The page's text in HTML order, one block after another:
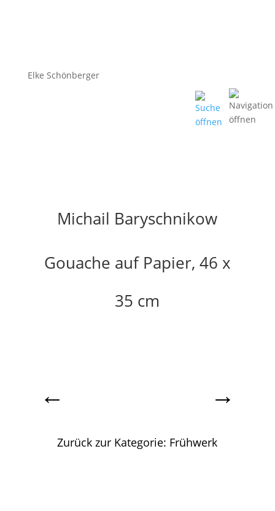
Elke Schönberger
Michail Baryschnikow
Gouache auf Papier, 46 x
35 cm
← →
Zurück zur Kategorie: Frühwerk